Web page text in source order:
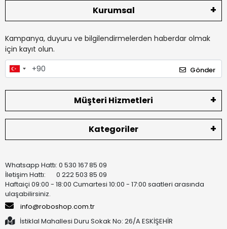
Kurumsal
Kampanya, duyuru ve bilgilendirmelerden haberdar olmak
için kayıt olun.
Gönder
Müşteri Hizmetleri
Kategoriler
Whatsapp Hattı: 0 530 167 85 09
İletişim Hattı: 0 222 503 85 09
Haftaiçi 09:00 - 18:00 Cumartesi 10:00 - 17:00 saatleri arasında
ulaşabilirsiniz.
info@roboshop.com.tr
İstiklal Mahallesi Duru Sokak No: 26/A ESKİŞEHİR